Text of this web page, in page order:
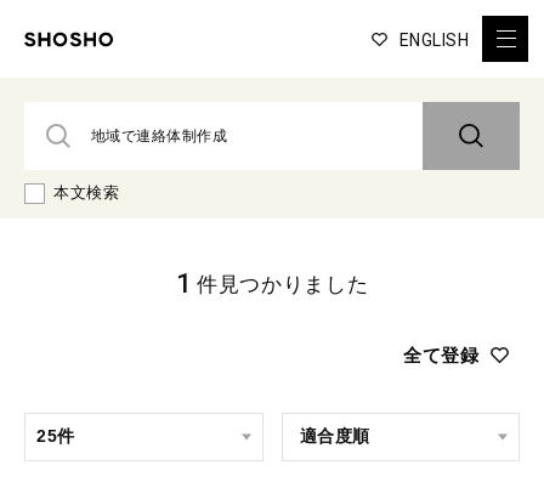
ENGLISH
本文検索
全て登録
1 件見つかりました